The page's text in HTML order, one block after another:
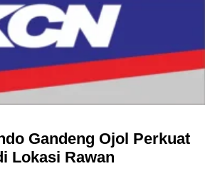
Gandeng Ojol Perkuat
Lokasi Rawan